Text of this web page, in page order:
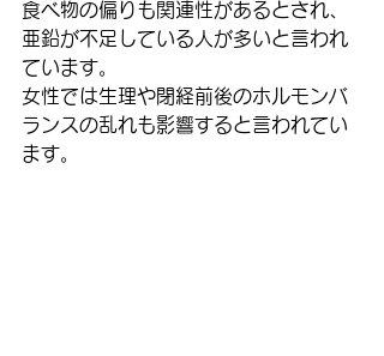
食べ物の偏りも関連性があるとされ、
亜鉛が不足している人が多いと言われ
ています。
女性では生理や閉経前後のホルモンバ
ランスの乱れも影響すると言われてい
ます。